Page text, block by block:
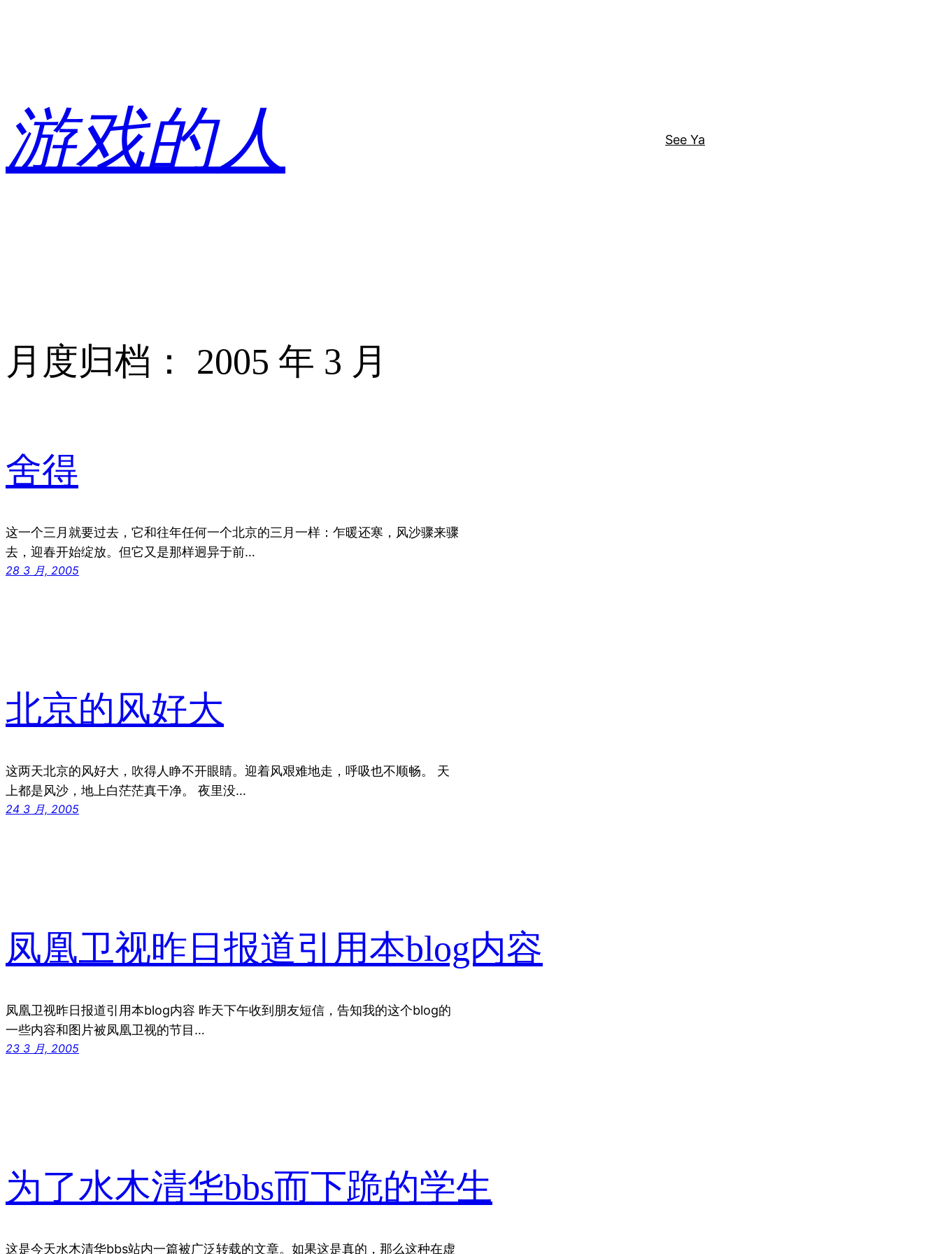
游戏的人 See Ya
月度归档： 2005 年 3 月
舍得
这一个三月就要过去，它和往年任何一个北京的三月一样：乍暖还寒，风沙骤来骤
去，迎春开始绽放。但它又是那样迥异于前…
28 3 月, 2005
北京的风好大
这两天北京的风好大，吹得人睁不开眼睛。迎着风艰难地走，呼吸也不顺畅。 天
上都是风沙，地上白茫茫真干净。 夜里没…
24 3 月, 2005
凤凰卫视昨日报道引用本blog内容
凤凰卫视昨日报道引用本blog内容 昨天下午收到朋友短信，告知我的这个blog的
一些内容和图片被凤凰卫视的节目…
23 3 月, 2005
为了水木清华bbs而下跪的学生
这是今天水木清华bbs站内一篇被广泛转载的文章。如果这是真的，那么这种在虚